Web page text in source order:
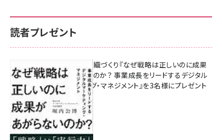
読者プレゼント
成果を生む組織づくり『なぜ戦略は正しいのに成果
があがらないのか？ 事業成長をリードするデジタル
マーケティング・マネジメント』を3名様にプレゼント
8月7日 10:00